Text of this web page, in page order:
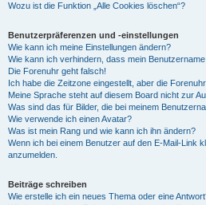
Wozu ist die Funktion „Alle Cookies löschen“?
Benutzerpräferenzen und -einstellungen
Wie kann ich meine Einstellungen ändern?
Wie kann ich verhindern, dass mein
Die Forenuhr geht falsch!
Ich habe die Zeitzone eingestellt, aber die
Meine Sprache steht auf diesem Board nicht zur
Was sind das für Bilder, die bei meinem
Wie verwende ich einen Avatar?
Was ist mein Rang und wie kann ich ihn ändern?
Wenn ich bei einem Benutzer auf den E-Mail-Link
anzumelden.
Beiträge schreiben
Wie erstelle ich ein neues Thema oder eine